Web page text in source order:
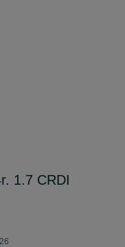
1.7 CRDI